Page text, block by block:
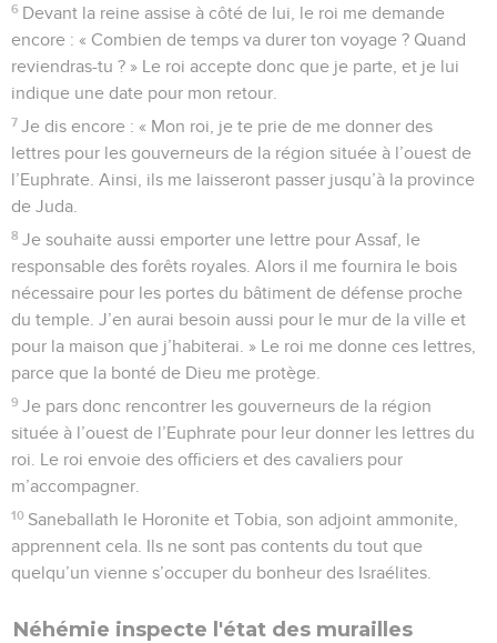
6 Devant la reine assise à côté de lui, le roi me demande
encore : « Combien de temps va durer ton voyage ? Quand
reviendras-tu ? » Le roi accepte donc que je parte, et je lui
indique une date pour mon retour.
7 Je dis encore : « Mon roi, je te prie de me donner des
lettres pour les gouverneurs de la région située à l’ouest de
l’Euphrate. Ainsi, ils me laisseront passer jusqu’à la province
de Juda.
8 Je souhaite aussi emporter une lettre pour Assaf, le
responsable des forêts royales. Alors il me fournira le bois
nécessaire pour les portes du bâtiment de défense proche
du temple. J’en aurai besoin aussi pour le mur de la ville et
pour la maison que j’habiterai. » Le roi me donne ces lettres,
parce que la bonté de Dieu me protège.
9 Je pars donc rencontrer les gouverneurs de la région
située à l’ouest de l’Euphrate pour leur donner les lettres du
roi. Le roi envoie des officiers et des cavaliers pour
m’accompagner.
10 Saneballath le Horonite et Tobia, son adjoint ammonite,
apprennent cela. Ils ne sont pas contents du tout que
quelqu’un vienne s’occuper du bonheur des Israélites.
Néhémie inspecte l'état des murailles